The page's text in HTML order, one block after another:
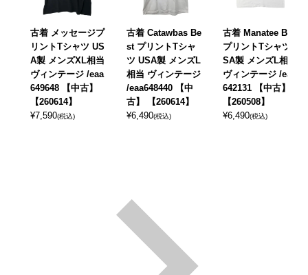
古着 メッセージプ
リントTシャツ US
A製 メンズXL相当
ヴィンテージ /eaa
649648 【中古】
【260614】
¥7,590(税込)
古着 Catawbas Be
st プリントTシャ
ツ USA製 メンズL
相当 ヴィンテージ
/eaa648440 【中
古】 【260614】
¥6,490(税込)
古着 Manatee Bay
プリントTシャツ U
SA製 メンズL相当
ヴィンテージ /eaa
642131 【中古】
【260508】
¥6,490(税込)